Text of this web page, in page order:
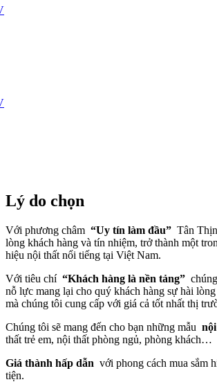
Lý do chọn
Với phương châm “Uy tín làm đầu” Tân
lòng khách hàng và tín nhiệm, trở thành một
hiệu nội thất nổi tiếng tại Việt Nam.
Với tiêu chí “Khách hàng là nền tảng”
nỗ lực mang lại cho quý khách hàng sự hài
mà chúng tôi cung cấp với giá cả tốt nhất thị
Chúng tôi sẽ mang đến cho bạn những mẫu
thất trẻ em, nội thất phòng ngủ, phòng khách…
Giá thành hấp dẫn với phong cách mua sắm
tiện.